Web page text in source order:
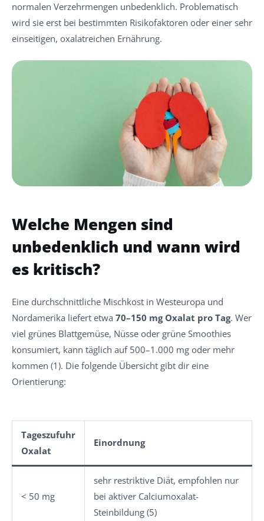
normalen Verzehrmengen unbedenklich. Problematisch
wird sie erst bei bestimmten Risikofaktoren oder einer sehr
einseitigen, oxalatreichen Ernährung.
Welche Mengen sind
unbedenklich und wann wird
es kritisch?
Eine durchschnittliche Mischkost in Westeuropa und
Nordamerika liefert etwa 70–150 mg Oxalat pro Tag. Wer
viel grünes Blattgemüse, Nüsse oder grüne Smoothies
konsumiert, kann täglich auf 500–1.000 mg oder mehr
kommen (1). Die folgende Übersicht gibt dir eine
Orientierung:
Tageszufuhr
Oxalat
Einordnung
< 50 mg
sehr restriktive Diät, empfohlen nur
bei aktiver Calciumoxalat-
Steinbildung (5)